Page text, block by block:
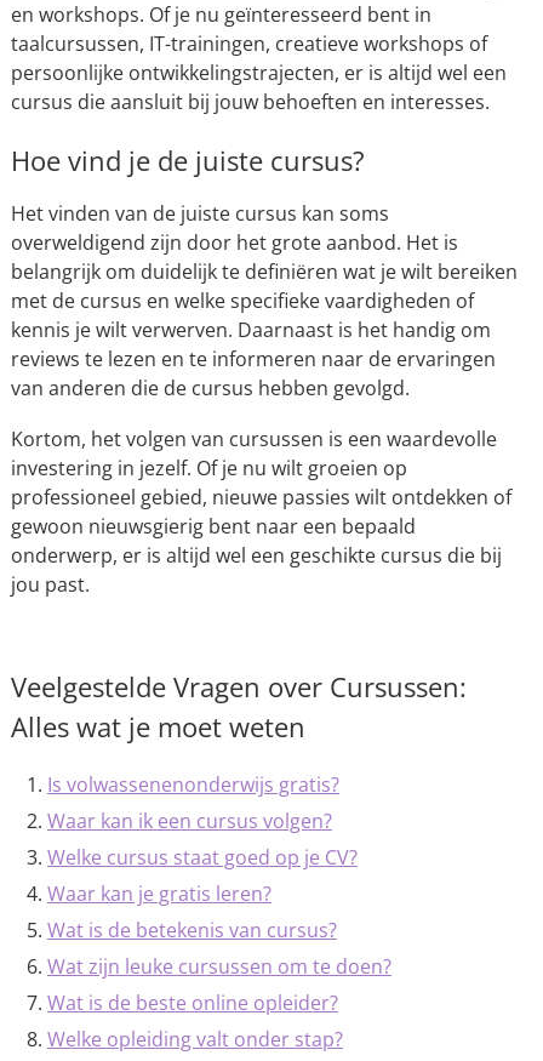
en workshops. Of je nu geïnteresseerd bent in
taalcursussen, IT-trainingen, creatieve workshops of
persoonlijke ontwikkelingstrajecten, er is altijd wel een
cursus die aansluit bij jouw behoeften en interesses.
Hoe vind je de juiste cursus?
Het vinden van de juiste cursus kan soms
overweldigend zijn door het grote aanbod. Het is
belangrijk om duidelijk te definiëren wat je wilt bereiken
met de cursus en welke specifieke vaardigheden of
kennis je wilt verwerven. Daarnaast is het handig om
reviews te lezen en te informeren naar de ervaringen
van anderen die de cursus hebben gevolgd.
Kortom, het volgen van cursussen is een waardevolle
investering in jezelf. Of je nu wilt groeien op
professioneel gebied, nieuwe passies wilt ontdekken of
gewoon nieuwsgierig bent naar een bepaald
onderwerp, er is altijd wel een geschikte cursus die bij
jou past.
Veelgestelde Vragen over Cursussen:
Alles wat je moet weten
Is volwassenenonderwijs gratis?
Waar kan ik een cursus volgen?
Welke cursus staat goed op je CV?
Waar kan je gratis leren?
Wat is de betekenis van cursus?
Wat zijn leuke cursussen om te doen?
Wat is de beste online opleider?
Welke opleiding valt onder stap?